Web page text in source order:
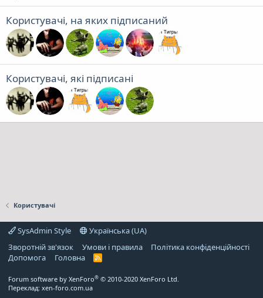
Користувачі, на яких підписаний
Користувачі, які підписані
Користувачі
SysAdmin Style
Українська (UA)
Зворотній зв'язок
Умови і правила
Політика конфіденційності
Дoпoмoга
Головна
R
Forum software by XenForo® © 2010-2020 XenForo Ltd.
Переклад: xen-foro.com.ua